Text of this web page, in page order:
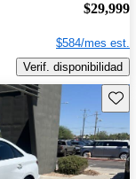
$29,999
$584/mes est.
Verif. disponibilidad